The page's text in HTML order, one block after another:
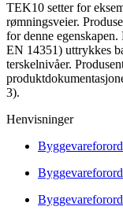
TEK10 setter for
rømningsveier.
for denne
EN 14351) uttrykkes
terskelnivåer.
3).
Henvisninger